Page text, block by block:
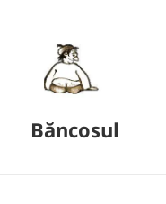
Băncosul